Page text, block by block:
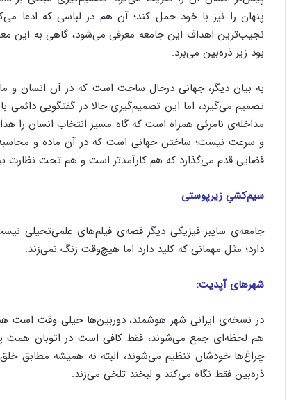
پنهان را نیز با خود حمل کند؛ آن هم در لباسی که
نجیب‌ترین اهداف این جامعه معرفی می‌شود، گاهی به این
بود زیر ذره‌بین می‌برد.
به بیان دیگر، جهانی درحال ساخت است که در آن انسان و
تصمیم می‌گیرد، اما این تصمیم‌گیری حالا در گفتگویی
مداخله‌ی نامرئی همراه است که گاه مسیر انتخاب انسان را
و سرعت نیست؛ ساختن جهانی است که در آن ماده و
فضایی قدم می‌گذارد که هم کارآمدتر است و هم تحت نظارت
سیم‌کشیِ زیرپوستی
جامعه‌ی سایبر-فیزیکی دیگر قصه‌ی فیلم‌های علمی‌تخیلی
دارد؛ مثل مهمانی که کلید دارد اما هیچ‌وقت زنگ نمی‌زند.
شهرهای آپدیت:
در نسخه‌ی ایرانی شهر هوشمند، دوربین‌ها خیلی وقت است
هم لحظه‌ای جمع می‌شوند، فقط کافی است در اتوبان همت
چراغ‌ها خودشان تنظیم می‌شوند، البته نه همیشه مطابق
ذره‌بین فقط نگاه می‌کند و لبخند تلخی می‌زند.